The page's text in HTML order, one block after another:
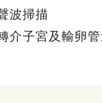
波掃描
介子宮及輸卵